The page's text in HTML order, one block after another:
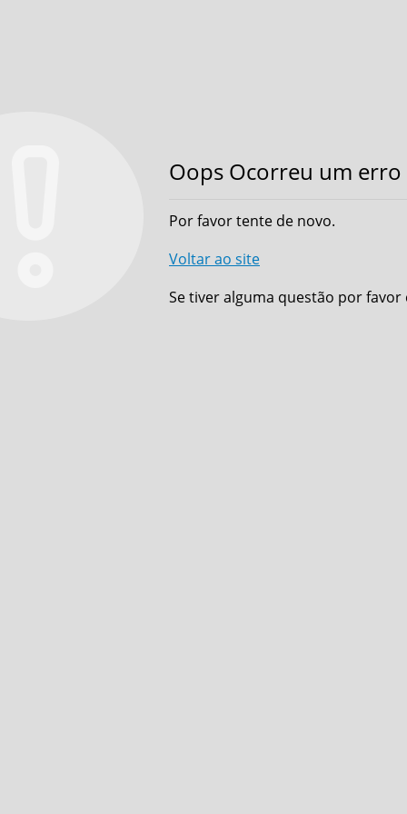
Oops Ocorreu um
Por favor tente de novo.
Voltar ao site
Se tiver alguma questão por favor